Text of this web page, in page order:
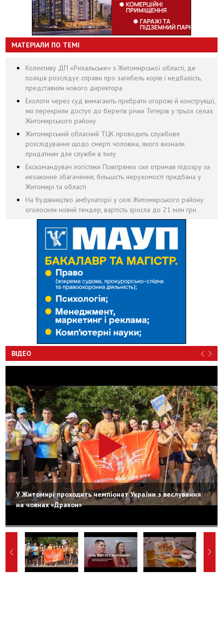
МАТЕРІАЛИ ПО ТЕМІ
Колективу ДП «Рихальське» з Житомирської області, де
поліція розслідує справи про загибель корів і недбалість,
представили нового директора
Екологи через суд вимагають прибрати огорожі й конструкції,
які перекрили доступ до берегів річки Тетерів у трьох селах
Житомирського району
Житомирський обласний ТЦК проводить службове
розслідування щодо смерті чоловіка, якого визнали
придатним для служби в тилу
Екскомандувач логістики Повітряних сил отримав підозру за
незаконне збагачення, більшість нерухомості придбана у
Житомирі та області
На будівництво амбулаторії у селі Житомирського району
оголосили новий тендер, вартість зросла до 21 млн грн
ВІДЕО
У Житомирі проходить чемпіонат України з веслування
на човнах «Дракон»